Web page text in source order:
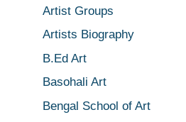
Artist Groups
Artists Biography
B.Ed Art
Basohali Art
Bengal School of Art